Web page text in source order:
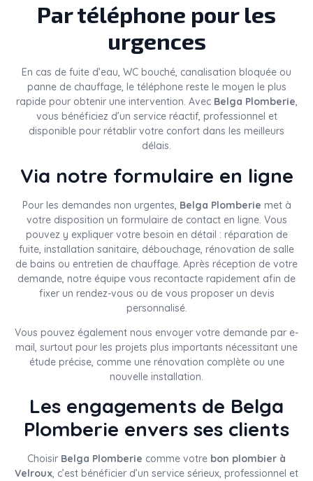
Par téléphone pour les
urgences
En cas de fuite d’eau, WC bouché, canalisation bloquée ou
panne de chauffage, le téléphone reste le moyen le plus
rapide pour obtenir une intervention. Avec Belga Plomberie,
vous bénéficiez d’un service réactif, professionnel et
disponible pour rétablir votre confort dans les meilleurs
délais.
Via notre formulaire en ligne
Pour les demandes non urgentes, Belga Plomberie met à
votre disposition un formulaire de contact en ligne. Vous
pouvez y expliquer votre besoin en détail : réparation de
fuite, installation sanitaire, débouchage, rénovation de salle
de bains ou entretien de chauffage. Après réception de votre
demande, notre équipe vous recontacte rapidement afin de
fixer un rendez-vous ou de vous proposer un devis
personnalisé.
Vous pouvez également nous envoyer votre demande par e-
mail, surtout pour les projets plus importants nécessitant une
étude précise, comme une rénovation complète ou une
nouvelle installation.
Les engagements de Belga
Plomberie envers ses clients
Choisir Belga Plomberie comme votre bon plombier à
Velroux, c’est bénéficier d’un service sérieux, professionnel et